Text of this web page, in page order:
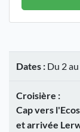
Dates : Du 2
Croisière :
Cap vers
et arrivée